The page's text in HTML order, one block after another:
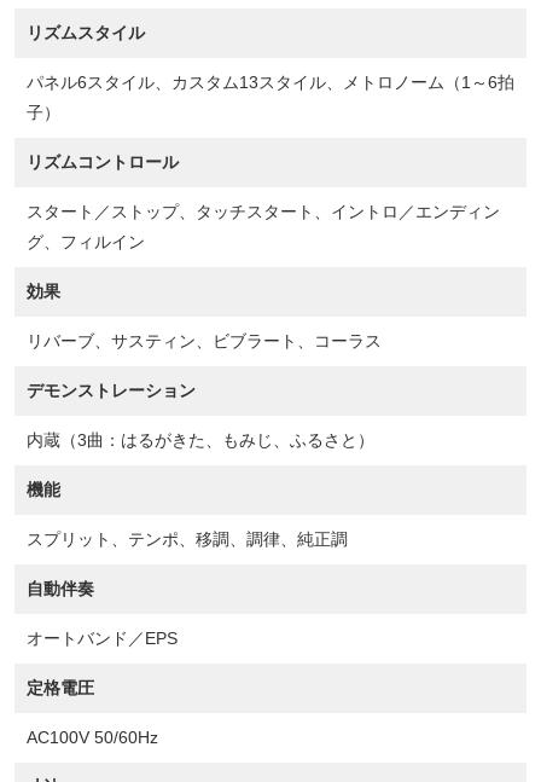
リズムスタイル
パネル6スタイル、カスタム13スタイル、メトロノーム（1～6拍
子）
リズムコントロール
スタート／ストップ、タッチスタート、イントロ／エンディン
グ、フィルイン
効果
リバーブ、サスティン、ビブラート、コーラス
デモンストレーション
内蔵（3曲：はるがきた、もみじ、ふるさと）
機能
スプリット、テンポ、移調、調律、純正調
自動伴奏
オートバンド／EPS
定格電圧
AC100V 50/60Hz